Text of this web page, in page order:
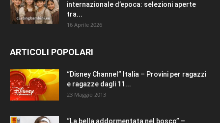
internazionale d’epoca: selezioni aperte
tra...
16 Aprile 2026
ARTICOLI POPOLARI
“Disney Channel” Italia – Provini per ragazzi
e ragazze dagli 11...
23 Maggio 2013
“La bella addormentata nel bosco” –